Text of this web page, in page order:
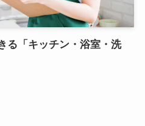
る「キッチン・浴室・洗